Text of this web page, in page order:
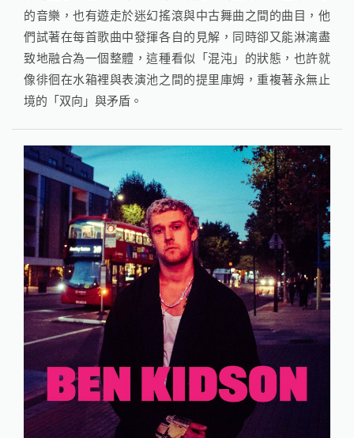
的音樂，也有遊走於迷幻搖滾與中古舞曲之間的曲目，他
們試著在每首歌曲中發揮各自的見解，同時卻又能淋漓盡
致地融合為一個整體，這種看似「混沌」的狀態，也許就
像徘徊在水箱裡與表演池之間的提里庫姆，重複著永無止
境的「双向」與矛盾。